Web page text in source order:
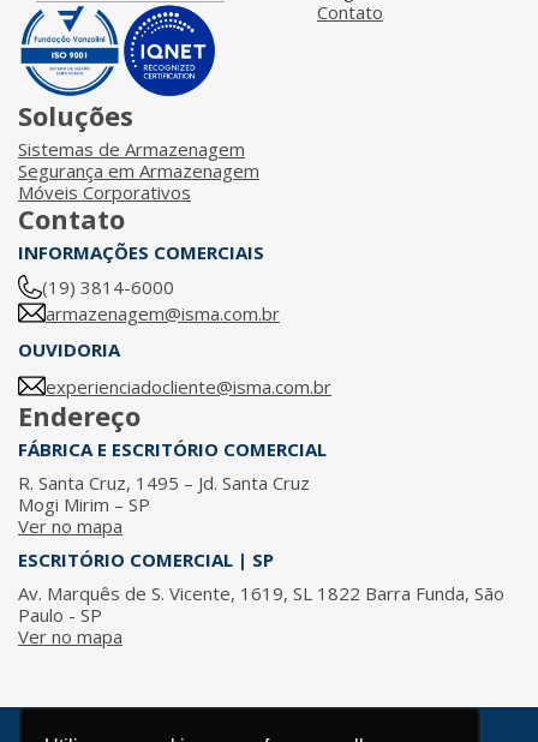
Contato
Soluções
Sistemas de Armazenagem
Segurança em Armazenagem
Móveis Corporativos
Contato
INFORMAÇÕES COMERCIAIS
(19) 3814-6000
armazenagem@isma.com.br
OUVIDORIA
experienciadocliente@isma.com.br
Endereço
FÁBRICA E ESCRITÓRIO COMERCIAL
R. Santa Cruz, 1495 – Jd. Santa Cruz
Mogi Mirim – SP
Ver no mapa
ESCRITÓRIO COMERCIAL | SP
Av. Marquês de S. Vicente, 1619, SL 1822 Barra Funda, São
Paulo - SP
Ver no mapa